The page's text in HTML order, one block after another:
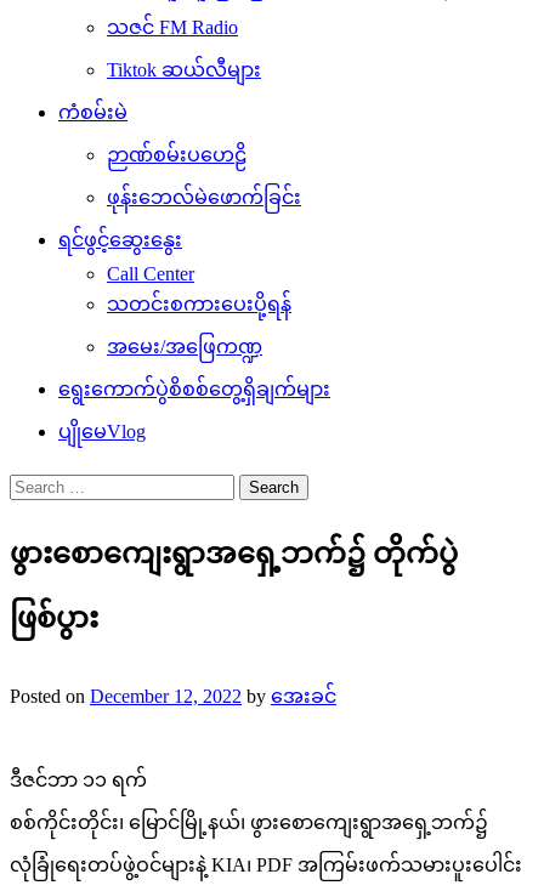
သဇင် FM Radio
Tiktok ဆယ်လီများ
ကံစမ်းမဲ
ဉာဏ်စမ်းပဟေဠိ
ဖုန်းဘေလ်မဲဖောက်ခြင်း
ရင်ဖွင့်ဆွေးနွေး
Call Center
သတင်းစကားပေးပို့ရန်
အမေး/အဖြေကဏ္ဍ
ရွေးကောက်ပွဲစိစစ်တွေ့ရှိချက်များ
ပျိုမေVlog
Search
for:
ဖွားစောကျေးရွာအရှေ့ဘက်၌ တိုက်ပွဲ
ဖြစ်ပွား
Posted on December 12, 2022 by အေးခင်
ဒီဇင်ဘာ ၁၁ ရက်
စစ်ကိုင်းတိုင်း၊ မြောင်မြို့နယ်၊ ဖွားစောကျေးရွာအရှေ့ဘက်၌
လုံခြုံရေးတပ်ဖွဲ့ဝင်များနဲ့ KIA၊ PDF အကြမ်းဖက်သမားပူးပေါင်း